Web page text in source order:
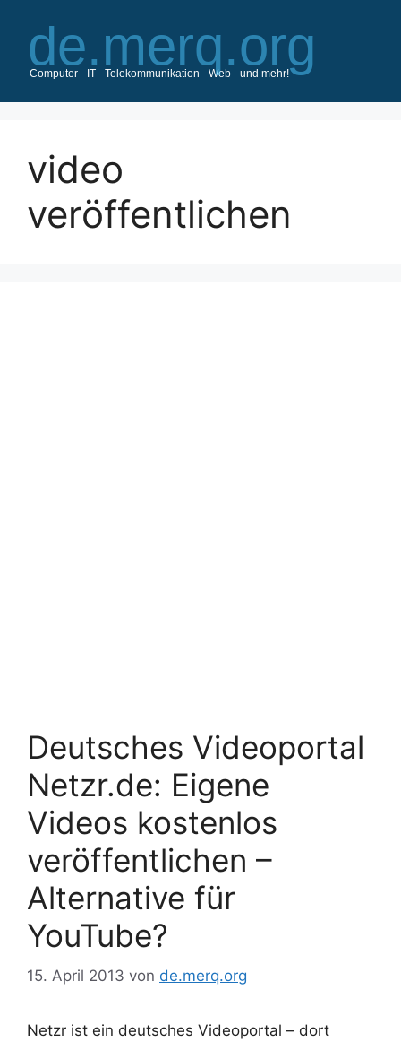
Inhalt
springen
video
veröffentlichen
Deutsches Videoportal
Netzr.de: Eigene
Videos kostenlos
veröffentlichen –
Alternative für
YouTube?
15. April 2013 von de.merq.org
Netzr ist ein deutsches Videoportal – dort